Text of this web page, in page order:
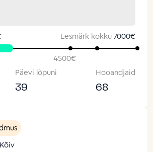
Eesmärk kokku 7000€
4500€
Päevi lõpuni
39
Hooandjaid
68